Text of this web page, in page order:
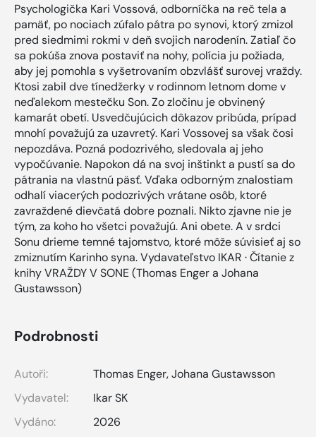
Psychologička Kari Vossová, odborníčka na reč tela a
pamäť, po nociach zúfalo pátra po synovi, ktorý zmizol
pred siedmimi rokmi v deň svojich narodenín. Zatiaľ čo
sa pokúša znova postaviť na nohy, polícia ju požiada,
aby jej pomohla s vyšetrovaním obzvlášť surovej vraždy.
Ktosi zabil dve tínedžerky v rodinnom letnom dome v
neďalekom mestečku Son. Zo zločinu je obvinený
kamarát obetí. Usvedčujúcich dôkazov pribúda, prípad
mnohí považujú za uzavretý. Kari Vossovej sa však čosi
nepozdáva. Pozná podozrivého, sledovala aj jeho
vypočúvanie. Napokon dá na svoj inštinkt a pustí sa do
pátrania na vlastnú päsť. Vďaka odborným znalostiam
odhalí viacerých podozrivých vrátane osôb, ktoré
zavraždené dievčatá dobre poznali. Nikto zjavne nie je
tým, za koho ho všetci považujú. Ani obete. A v srdci
Sonu drieme temné tajomstvo, ktoré môže súvisieť aj so
zmiznutím Karinho syna. Vydavateľstvo IKAR · Čítanie z
knihy VRAŽDY V SONE (Thomas Enger a Johana
Gustawsson)
Podrobnosti
Autoři:
Thomas Enger, Johana Gustawsson
Vydavatel:
Ikar SK
Vydáno:
2026